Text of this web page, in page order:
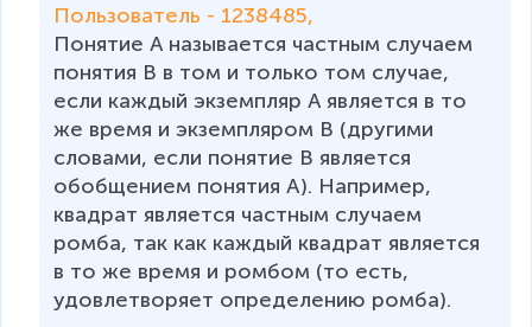
Пользователь - 1238485,
Понятие A называется частным случаем
понятия B в том и только том случае,
если каждый экземпляр A является в то
же время и экземпляром B (другими
словами, если понятие B является
обобщением понятия A). Например,
квадрат является частным случаем
ромба, так как каждый квадрат является
в то же время и ромбом (то есть,
удовлетворяет определению ромба).